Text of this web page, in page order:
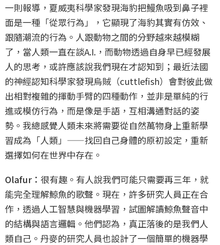
一則報導，夏威夷科學家發現海豹把鰻魚吸到鼻子裡
面是一種「從眾行為」，它顯現了海豹其實有仿效、
跟隨潮流的行為。人跟動物之間的分野越來越模糊
了，當人類一直在談A.I.，而動物透過自身早已經發展
人的思考，或許應該說我們現在才認知到；最近法國
的神經認知科學家發現烏賊（cuttlefish）會對彼此做
出相對複雜的揮動手臂的四種動作，並非是單純的行
進或模仿行為，而是像是手語，互相溝通對話的姿
勢。我總感覺人類未來將需要從自然萬物身上重新學
習成為「人類」——找回自己身體的原初設定，重新
選擇如何在世界中存在。
Olafur： 很有趣。有人說我們可能只需要再三年，就
能完全理解鯨魚的歌聲。現在，許多研究人員正在合
作，透過人工智慧與機器學習，試圖解讀鯨魚聲音中
的結構與語言邏輯。他們認為，真正落後的是我們人
類自己。丹麥的研究人員也設計了一個簡單的機器學